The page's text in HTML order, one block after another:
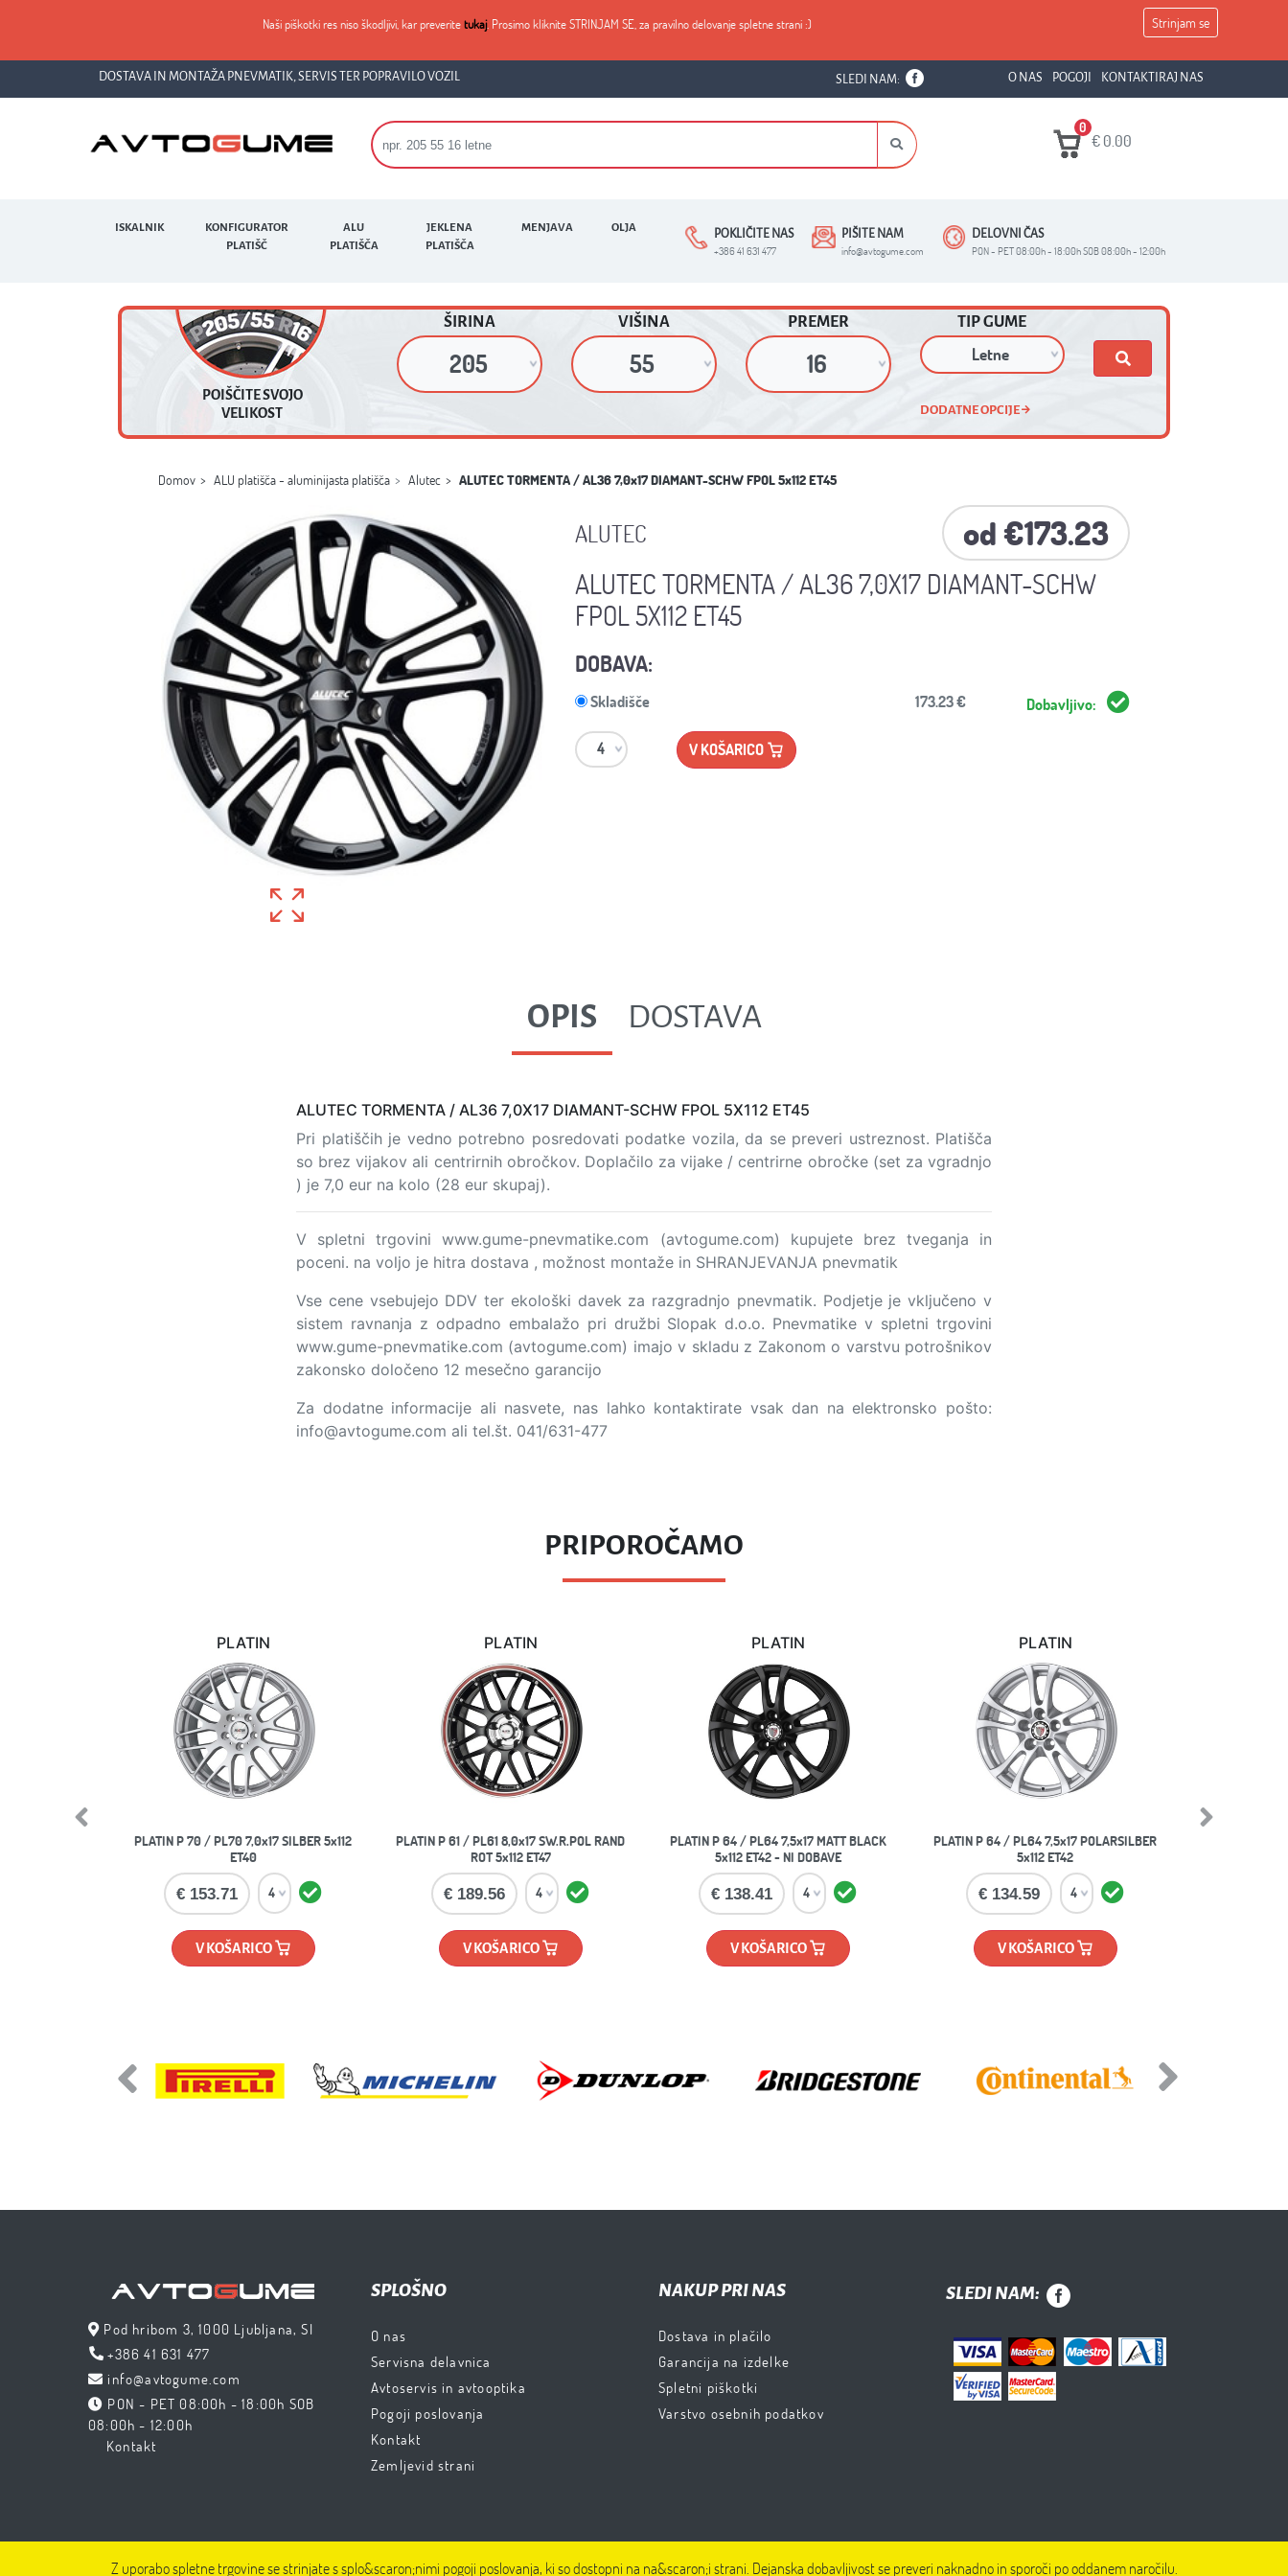
Naši piškotki res niso škodljivi, kar preveritetukaj. Prosimo kliknite STRINJAM SE, za pravilno delovanje spletne strani :) Strinjam se
DOSTAVA IN MONTAŽA PNEVMATIK, SERVIS TER POPRAVILO VOZIL SLEDI NAM: O NAS POGOJI KONTAKTIRAJ NAS
0
€0.00
ISKALNIK
KONFIGURATOR
PLATIŠČ
ALU
PLATIŠČA
JEKLENA
PLATIŠČA
MENJAVA OLJA POKLIČITE NAS
+386 41 631 477
PIŠITE NAM
info@avtogume.com
DELOVNI ČAS
PON - PET 08:00h - 18:00h SOB 08:00h - 12:00h
POIŠČITE SVOJO
VELIKOST
ŠIRINA VIŠINA PREMER TIP GUME
DODATNE OPCIJE
Domov ALU platišča - aluminijasta platišča Alutec ALUTEC TORMENTA / AL36 7,0x17 DIAMANT-SCHW FPOL 5x112 ET45
ALUTEC od €173.23
ALUTEC TORMENTA / AL36 7,0X17 DIAMANT-SCHW
FPOL 5X112 ET45
DOBAVA:
Skladišče 173.23 € Dobavljivo:
V KOŠARICO
OPIS DOSTAVA
ALUTEC TORMENTA / AL36 7,0X17 DIAMANT-SCHW FPOL 5X112 ET45
Pri platiščih je vedno potrebno posredovati podatke vozila, da se preveri ustreznost. Platišča
so brez vijakov ali centrirnih obročkov. Doplačilo za vijake / centrirne obročke (set za vgradnjo
) je 7,0 eur na kolo (28 eur skupaj).
V spletni trgovini www.gume-pnevmatike.com (avtogume.com) kupujete brez tveganja in
poceni. na voljo je hitra dostava , možnost montaže in SHRANJEVANJA pnevmatik
Vse cene vsebujejo DDV ter ekološki davek za razgradnjo pnevmatik. Podjetje je vključeno v
sistem ravnanja z odpadno embalažo pri družbi Slopak d.o.o. Pnevmatike v spletni trgovini
www.gume-pnevmatike.com (avtogume.com) imajo v skladu z Zakonom o varstvu potrošnikov
zakonsko določeno 12 mesečno garancijo
Za dodatne informacije ali nasvete, nas lahko kontaktirate vsak dan na elektronsko pošto:
info@avtogume.com ali tel.št. 041/631-477
PRIPOROČAMO
PLATIN
PLATIN P 70 / PL70 7,0x17 SILBER 5x112
ET40
€ 153.71
V KOŠARICO
PLATIN
PLATIN P 61 / PL61 8,0x17 SW.R.POL RAND
ROT 5x112 ET47
€ 189.56
V KOŠARICO
PLATIN
PLATIN P 64 / PL64 7,5x17 MATT BLACK
5x112 ET42 - NI DOBAVE
€ 138.41
V KOŠARICO
PLATIN
PLATIN P 64 / PL64 7,5x17 POLARSILBER
5x112 ET42
€ 134.59
V KOŠARICO
Next
Previous
Next
Pod hribom 3, 1000 Ljubljana, SI
+386 41 631 477
info@avtogume.com
PON - PET 08:00h - 18:00h SOB
08:00h - 12:00h
Kontakt
SPLOŠNO
O nas
Servisna delavnica
Avtoservis in avtooptika
Pogoji poslovanja
Kontakt
Zemljevid strani
NAKUP PRI NAS
Dostava in plačilo
Garancija na izdelke
Spletni piškotki
Varstvo osebnih podatkov
SLEDI NAM:
Z uporabo spletne trgovine se strinjate s splo&scaron;nimi pogoji poslovanja, ki so dostopni na na&scaron;i strani. Dejanska dobavljivost se preveri naknadno in sporoči po oddanem naročilu.